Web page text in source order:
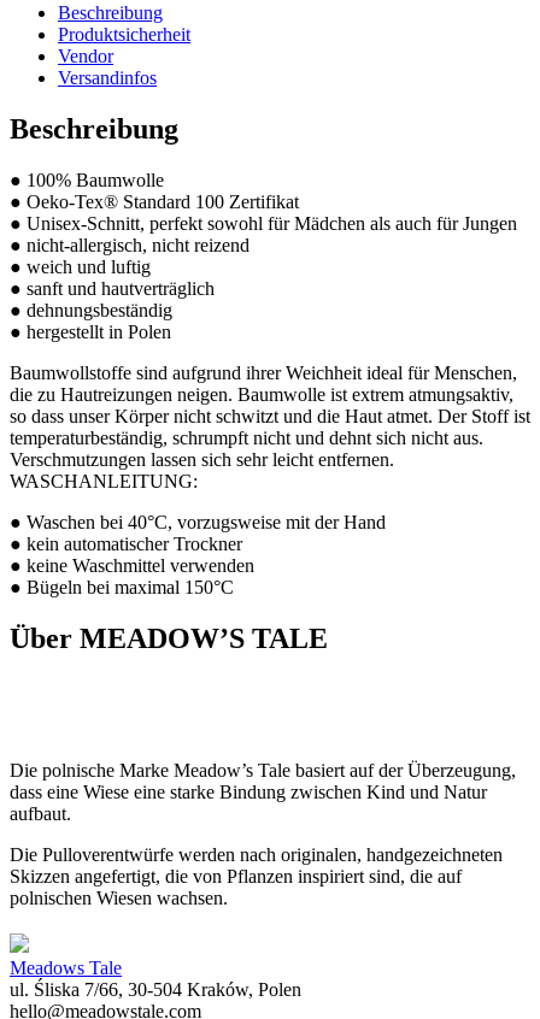
Beschreibung
Produktsicherheit
Vendor
Versandinfos
Beschreibung
● 100% Baumwolle
● Oeko-Tex® Standard 100 Zertifikat
● Unisex-Schnitt, perfekt sowohl für Mädchen als auch für Jungen
● nicht-allergisch, nicht reizend
● weich und luftig
● sanft und hautverträglich
● dehnungsbeständig
● hergestellt in Polen
Baumwollstoffe sind aufgrund ihrer Weichheit ideal für Menschen,
die zu Hautreizungen neigen. Baumwolle ist extrem atmungsaktiv,
so dass unser Körper nicht schwitzt und die Haut atmet. Der Stoff ist
temperaturbeständig, schrumpft nicht und dehnt sich nicht aus.
Verschmutzungen lassen sich sehr leicht entfernen.
WASCHANLEITUNG:
● Waschen bei 40°C, vorzugsweise mit der Hand
● kein automatischer Trockner
● keine Waschmittel verwenden
● Bügeln bei maximal 150°C
Über MEADOW’S TALE
Die polnische Marke Meadow’s Tale basiert auf der Überzeugung,
dass eine Wiese eine starke Bindung zwischen Kind und Natur
aufbaut.
Die Pulloverentwürfe werden nach originalen, handgezeichneten
Skizzen angefertigt, die von Pflanzen inspiriert sind, die auf
polnischen Wiesen wachsen.
Meadows Tale
ul. Śliska 7/66, 30-504 Kraków, Polen
hello@meadowstale.com